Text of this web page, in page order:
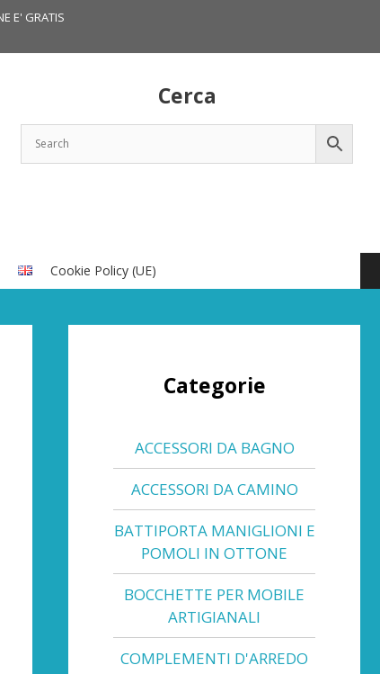
E' GRATIS
Cerca
Cookie Policy (UE)
Categorie
ACCESSORI DA BAGNO
ACCESSORI DA CAMINO
BATTIPORTA MANIGLIONI E
POMOLI IN OTTONE
BOCCHETTE PER MOBILE
ARTIGIANALI
COMPLEMENTI D'ARREDO